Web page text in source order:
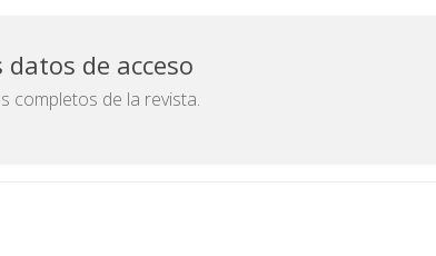
de acceso
completos de la revista.